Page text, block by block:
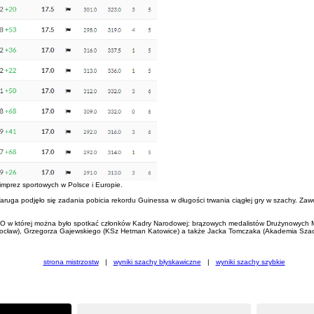
sportowych w Polsce i Europie.
podjęło się zadania pobicia rekordu Guinessa w długości trwania ciągłej gry w szachy.
której można było spotkać członków Kadry Narodowej: brązowych medalistów
Grzegorza Gajewskiego (KSz Hetman Katowice) a także Jacka Tomczaka (Akademia
strona mistrzostw| wyniki szachy błyskawiczne | wyniki szachy szybkie